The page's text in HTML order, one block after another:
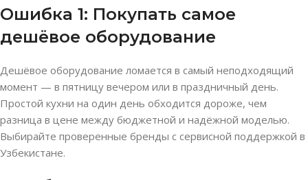
Ошибка 1: Покупать самое
дешёвое оборудование
Дешёвое оборудование ломается в самый неподходящий
момент — в пятницу вечером или в праздничный день.
Простой кухни на один день обходится дороже, чем
разница в цене между бюджетной и надёжной моделью.
Выбирайте проверенные бренды с сервисной поддержкой в
Узбекистане.